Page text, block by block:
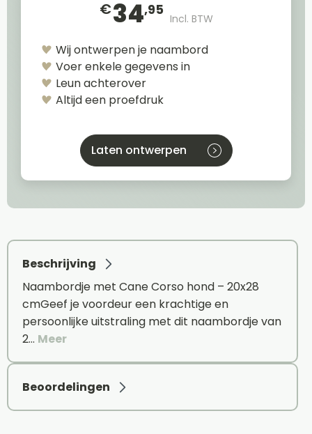
€34,95
Incl. BTW
Wij ontwerpen je naambord
Voer enkele gegevens in
Leun achterover
Altijd een proefdruk
Laten ontwerpen
Beschrijving
Naambordje met Cane Corso hond – 20x28
cmGeef je voordeur een krachtige en
persoonlijke uitstraling met dit naambordje van
2… Meer
Beoordelingen